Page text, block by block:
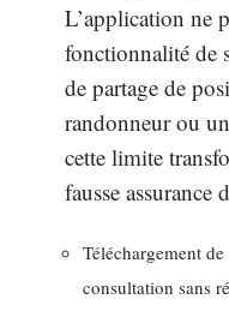
L’application ne
fonctionnalité de
de partage de
randonneur ou
cette limite
fausse assurance
Téléchargement
consultation sans